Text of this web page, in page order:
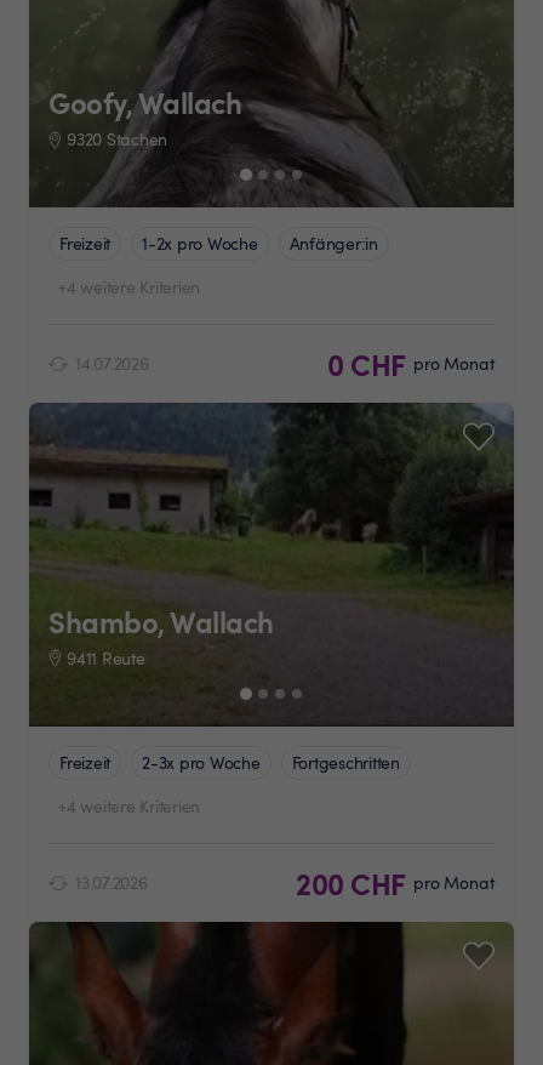
Goofy, Wallach
9320 Stachen
Freizeit 1-2x pro Woche
Anfänger:in
+4 weitere Kriterien
14.07.2026 0 CHF pro Monat
Shambo, Wallach
9411 Reute
Freizeit 2-3x pro Woche
Fortgeschritten
+4 weitere Kriterien
13.07.2026 200 CHF pro Monat